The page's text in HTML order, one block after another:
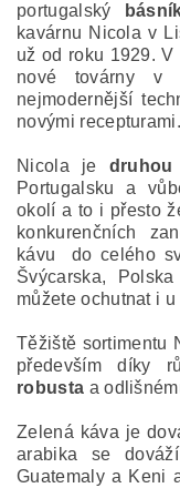
portugalský
kavárnu Nicola v
už od roku 1929.
nové továrny v
nejmodernější
novými recepturami.
Nicola je druhou
Portugalsku a
okolí a to i přesto
konkurenčních
kávu do celého
Švýcarska,
můžete ochutnat i u
Těžiště sortimentu
především díky
robusta a
Zelená káva je
arabika se
Guatemaly a Keni